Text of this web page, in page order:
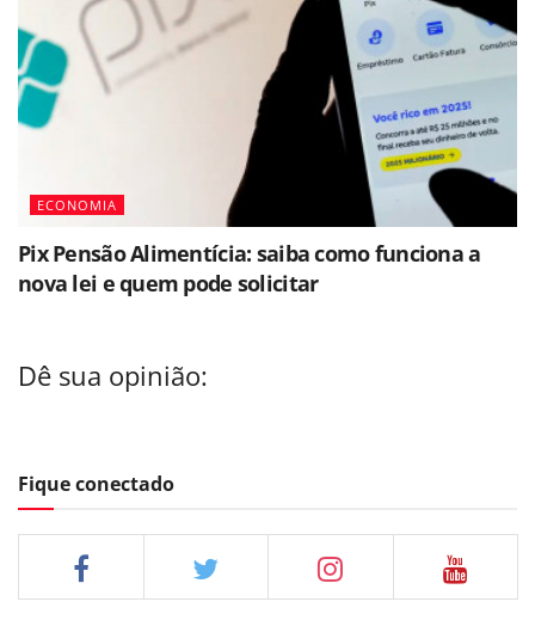
ECONOMIA
Pix Pensão Alimentícia: saiba como funciona a
nova lei e quem pode solicitar
Dê sua opinião:
Fique conectado